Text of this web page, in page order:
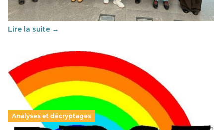
soutenu par l'union Européenne et centré sur l'éducation
au vivre-ensemble : quelles différences entre la France…
Lire la suite →
Analyses et décryptages